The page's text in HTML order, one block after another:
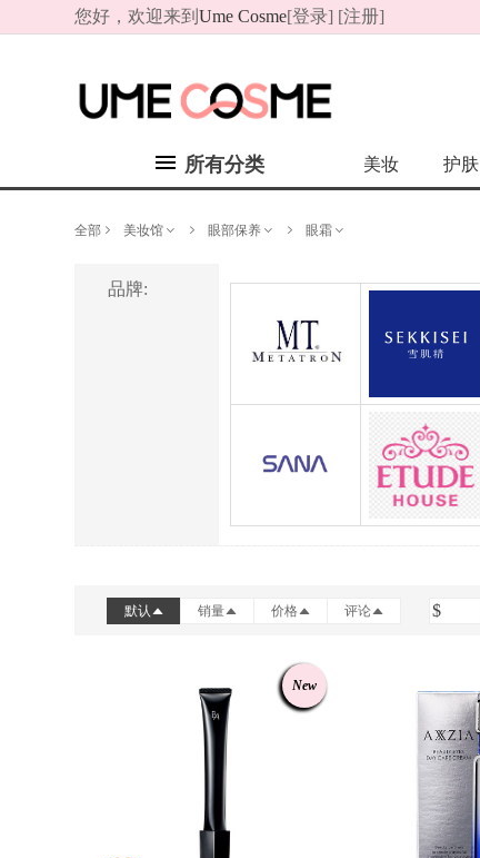
您好，欢迎来到 Ume Cosme[登录] [注册]
所有分类 美妆 护肤
全部 美妆馆 眼部保养 眼霜
品牌:
SEKKISEI
默认 销量 价格 评论 $
New